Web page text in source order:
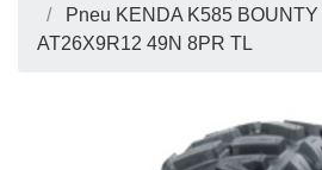
Pneu KENDA K585
AT26X9R12 49N 8PR TL